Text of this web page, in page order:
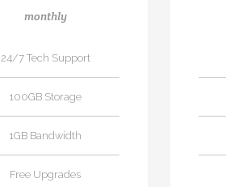
monthly
24/7 Tech Support
100GB Storage
1GB Bandwidth
Free Upgrades